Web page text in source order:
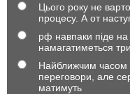
Цього року не
процесу. А от
рф навпаки піде на
намагатиметься
Найближчим часом
переговори, але
матимуть